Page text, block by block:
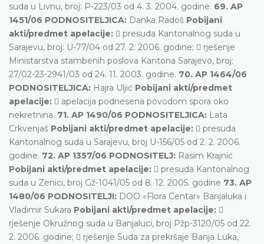
suda u Livnu, broj: P-223/03 od 4. 3. 2004. godine. 69. AP
1451/06 PODNOSITELJICA: Danka Radoš Pobijani
akti/predmet apelacije:  presuda Kantonalnog suda u
Sarajevu, broj: U-77/04 od 27. 2. 2006. godine;  rješenje
Ministarstva stambenih poslova Kantona Sarajevo, broj:
27/02-23-2941/03 od 24. 11. 2003. godine. 70. AP 1464/06
PODNOSITELJICA: Hajra Uljić Pobijani akti/predmet
apelacije:  apelacija podnesena povodom spora oko
nekretnina. 71. AP 1490/06 PODNOSITELJICA: Lata
Crkvenjaš Pobijani akti/predmet apelacije:  presuda
Kantonalnog suda u Sarajevu, broj U-156/05 od 2. 2. 2006.
godine. 72. AP 1357/06 PODNOSITELJ: Rasim Krajnić
Pobijani akti/predmet apelacije:  presuda Kantonalnog
suda u Zenici, broj Gž-1041/05 od 8. 12. 2005. godine 73. AP
1480/06 PODNOSITELJI: DOO «Flora Centar» Banjaluka i
Vladimir Sukara Pobijani akti/predmet apelacije: 
rješenje Okružnog suda u Banjaluci, broj Pžp-3120/05 od 22.
2. 2006. godine;  rješenje Suda za prekršaje Banja Luka,